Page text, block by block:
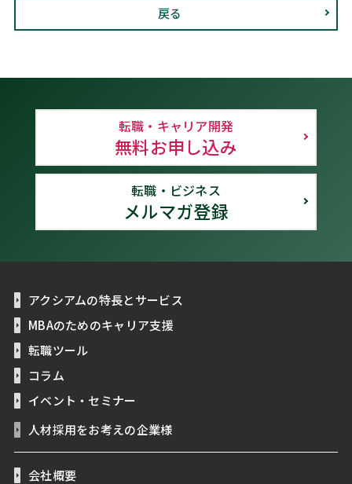
戻る
転職・キャリア開発
無料お申し込み
転職・ビジネス
メルマガ登録
アクシアムの特長とサービス
MBAのためのキャリア支援
転職ツール
コラム
イベント・セミナー
人材採用をお考えの企業様
会社概要